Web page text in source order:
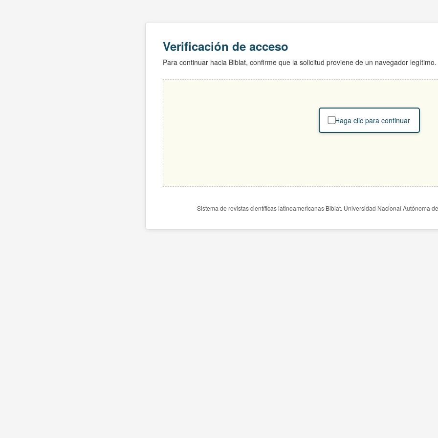
Verificación de acceso
Para continuar hacia Biblat, confirme que la solicitud proviene de un navegador legítimo.
Haga clic para continuar
Sistema de revistas científicas latinoamericanas Biblat. Universidad Nacional Autónoma